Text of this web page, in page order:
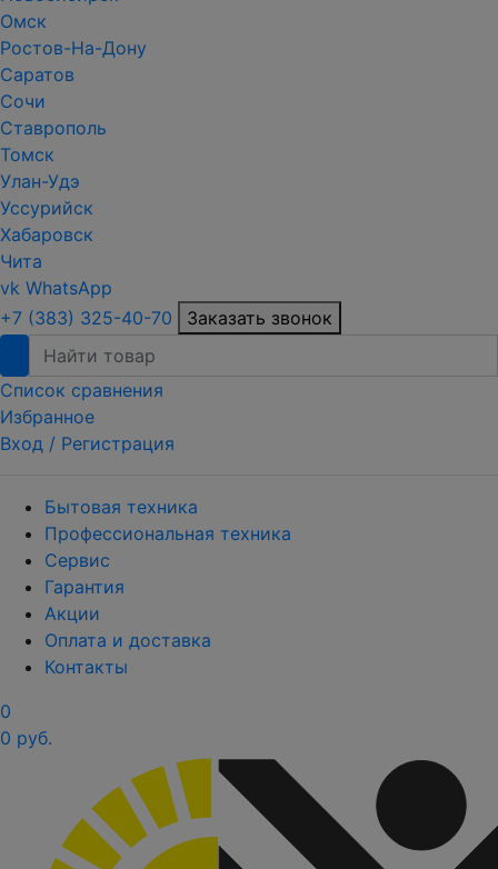
Омск
Ростов-На-Дону
Саратов
Сочи
Ставрополь
Томск
Улан-Удэ
Уссурийск
Хабаровск
Чита
vk WhatsApp
+7 (383) 325-40-70
Заказать звонок
Список сравнения
Избранное
Вход / Регистрация
Бытовая техника
Профессиональная техника
Сервис
Гарантия
Акции
Оплата и доставка
Контакты
0
0 руб.